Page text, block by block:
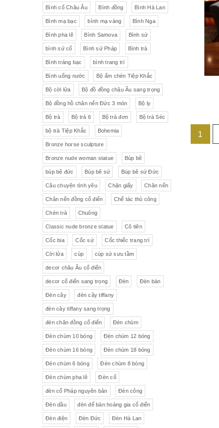
1
Đồ trang trí khác Đèn
Đồ sứ khác Tranh sơn dầu
Đồ sứ nhỏ Đôn bình
Âu sứ có nắp Gạt tàn
Ly pha lê Liễn cổ
Đồ sứ hồng Đồ sứ
Liễn sứ Đồng hồ quả lê
Đồng hồ Đèn chùm
Đèn chùm pha lê Tiệp
Đồng hồ để bàn Đồ nội thất
Pha lê màu đắp hoa nổi
Pha lê Đĩa trang trí
Sứ hồng
Ấm chén sứ Tiệp Bộ trà
Sữa
Tượng đồng Thảm
Độc bình Đồ đồng
Tượng sứ Đồ trang trí nhỏ
Rượu Cognac
Thực phẩm chức năng
Liên Xô
Cộng hòa Séc- chợ đồ cổ Praha
pha lê Tiệp Đồ sứ Tiệp
Sứ Đức Italia, Germany
VebR- Đức Royal Schwabap
H&C - Séc Bohemia
Đức
Bavaria Nutrilon
Fonderie Bords de Seine
Chế tác thủ công Hennessy
Johnie Walker Pháp
L'art Bronze Qualité France
Karlovy Vary
Bình cổ Châu Âu Bình đồng Bình Hà Lan
Bình mạ bạc bình mạ vàng Bình Nga
Bình pha lê Bình Samova Bình sứ
bình sứ cổ Bình sứ Pháp Bình trà
Bình tráng bạc bình trang trí
Bình uống nước Bộ ấm chén Tiệp Khắc
Bộ cời lửa Bộ đồ đồng châu Âu sang trọng
Bộ đồng hồ chân nến Đức 3 món Bộ ly
Bộ trà Bộ trà 6 Bộ trà đơn Bộ trà Séc
bộ trà Tiệp Khắc Bohemia
Bronze horse sculpture
Bronze nude woman statue Búp bê
búp bê đức Búp bê sứ Búp bê sứ Đức
Câu chuyện tình yêu Chặn giấy Chân nến
Chân nến đồng cổ điển Chế tác thủ công
Chén trà Chuông
Classic nude bronze statue Cô tiên
Cốc bia Cốc sứ Cốc thiếc trang trí
Cời lửa cúp cúp sứ sưu tầm
decor châu Âu cổ điển
decor cổ điển sang trọng Đèn Đèn bàn
Đèn cây đèn cây tiffany
đèn cây tiffany sang trọng
đèn chân đồng cổ điển Đèn chùm
Đèn chùm 10 bóng Đèn chùm 12 bóng
Đèn chùm 16 bóng Đèn chùm 18 bóng
Đèn chùm 6 bóng Đèn chùm 8 bóng
Đèn chùm pha lê Đèn cổ
đèn cổ Pháp nguyên bản Đèn công
Đèn dầu đèn để bàn hoàng gia cổ điển
Đèn điện Đèn Đức Đèn Hà Lan